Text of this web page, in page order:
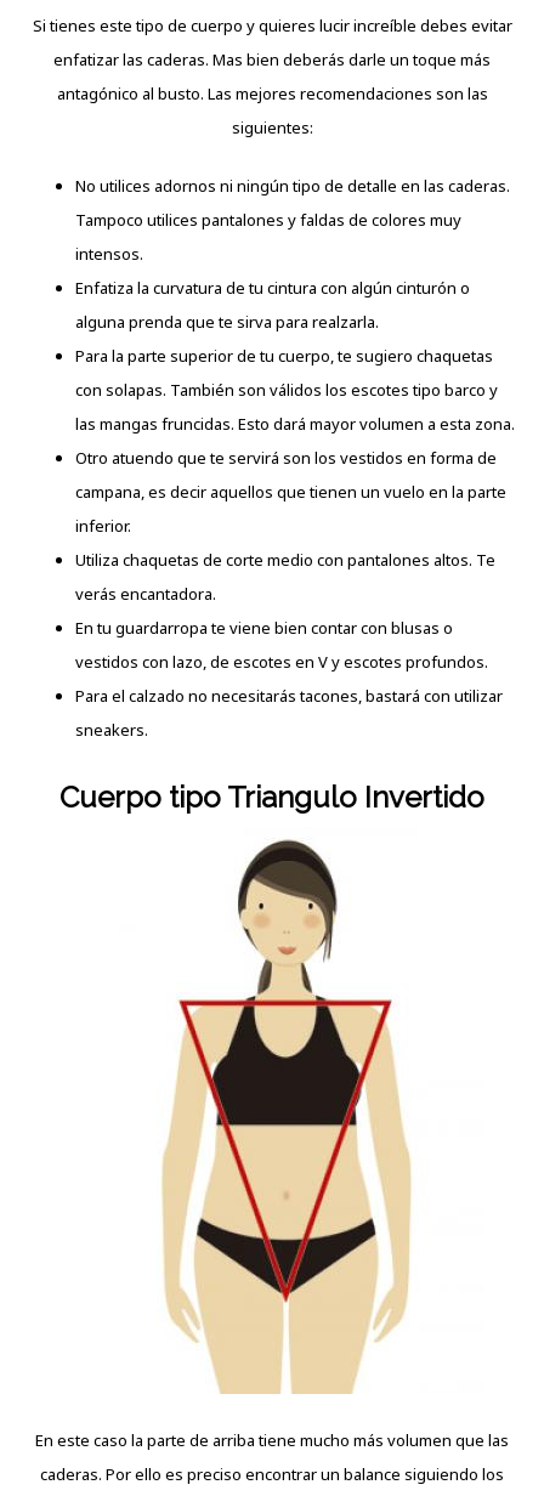
Si tienes este tipo de cuerpo y quieres lucir increíble debes evitar
enfatizar las caderas. Mas bien deberás darle un toque más
antagónico al busto. Las mejores recomendaciones son las
siguientes:
No utilices adornos ni ningún tipo de detalle en las caderas.
Tampoco utilices pantalones y faldas de colores muy
intensos.
Enfatiza la curvatura de tu cintura con algún cinturón o
alguna prenda que te sirva para realzarla.
Para la parte superior de tu cuerpo, te sugiero chaquetas
con solapas. También son válidos los escotes tipo barco y
las mangas fruncidas. Esto dará mayor volumen a esta zona.
Otro atuendo que te servirá son los vestidos en forma de
campana, es decir aquellos que tienen un vuelo en la parte
inferior.
Utiliza chaquetas de corte medio con pantalones altos. Te
verás encantadora.
En tu guardarropa te viene bien contar con blusas o
vestidos con lazo, de escotes en V y escotes profundos.
Para el calzado no necesitarás tacones, bastará con utilizar
sneakers.
Cuerpo tipo Triangulo Invertido
En este caso la parte de arriba tiene mucho más volumen que las
caderas. Por ello es preciso encontrar un balance siguiendo los